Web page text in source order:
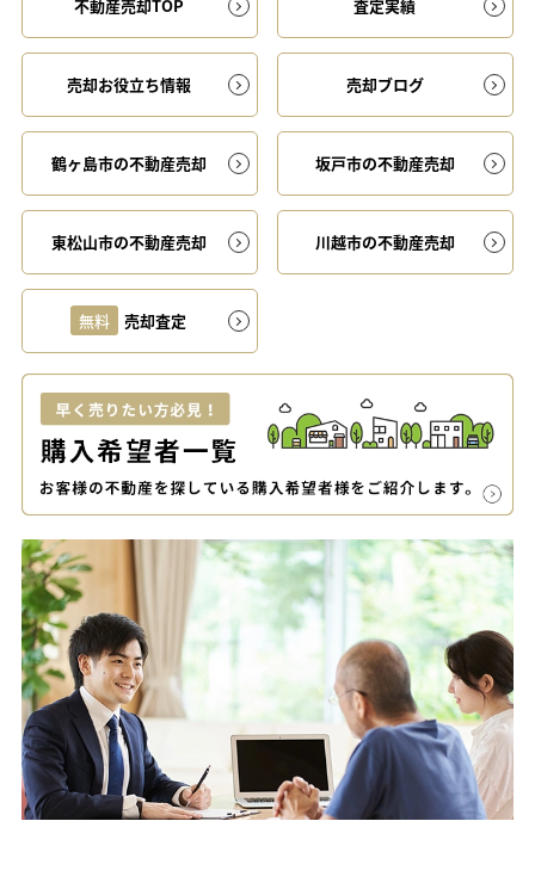
不動産売却TOP 査定実績
売却お役立ち情報 売却ブログ
鶴ヶ島市の不動産売却 坂戸市の不動産売却
東松山市の不動産売却 川越市の不動産売却
無料 売却査定